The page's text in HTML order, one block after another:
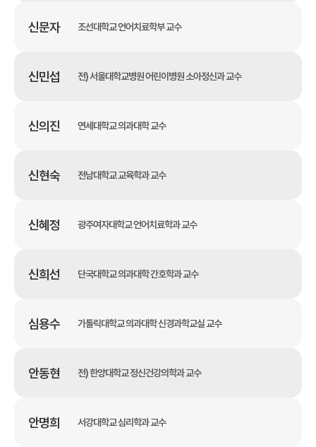
신문자 조선대학교 언어치료학부 교수
신민섭 전) 서울대학교병원 어린이병원 소아정신과 교수
신의진 연세대학교 의과대학 교수
신현숙 전남대학교 교육학과 교수
신혜정 광주여자대학교 언어치료학과 교수
신희선 단국대학교 의과대학 간호학과 교수
심용수 가톨릭대학교 의과대학 신경과학교실 교수
안동현 전) 한양대학교 정신건강의학과 교수
안명희 서강대학교 심리학과 교수